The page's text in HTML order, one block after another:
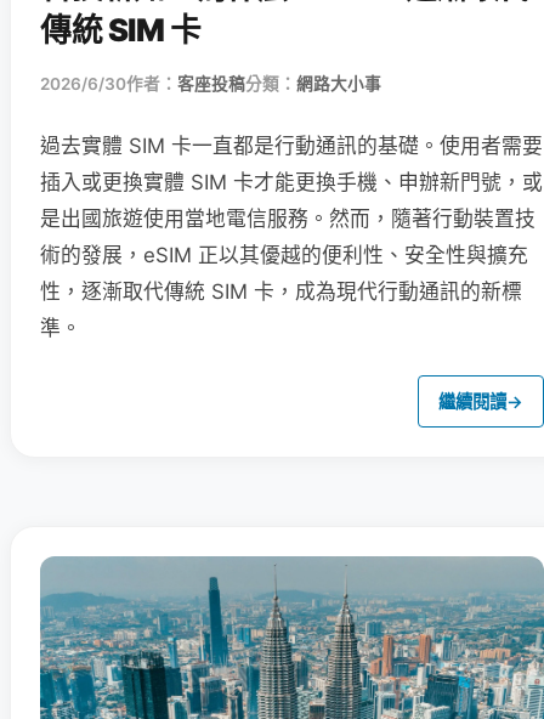
傳統 SIM 卡
2026/6/30作者： 客座投稿分類： 網路大小事
過去實體 SIM 卡一直都是行動通訊的基礎。使用者需要
插入或更換實體 SIM 卡才能更換手機、申辦新門號，或
是出國旅遊使用當地電信服務。然而，隨著行動裝置技
術的發展，eSIM 正以其優越的便利性、安全性與擴充
性，逐漸取代傳統 SIM 卡，成為現代行動通訊的新標
準。
繼續閱讀→